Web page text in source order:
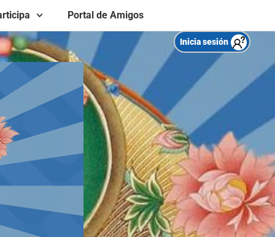
Inicia sesión
Portal de Amigos